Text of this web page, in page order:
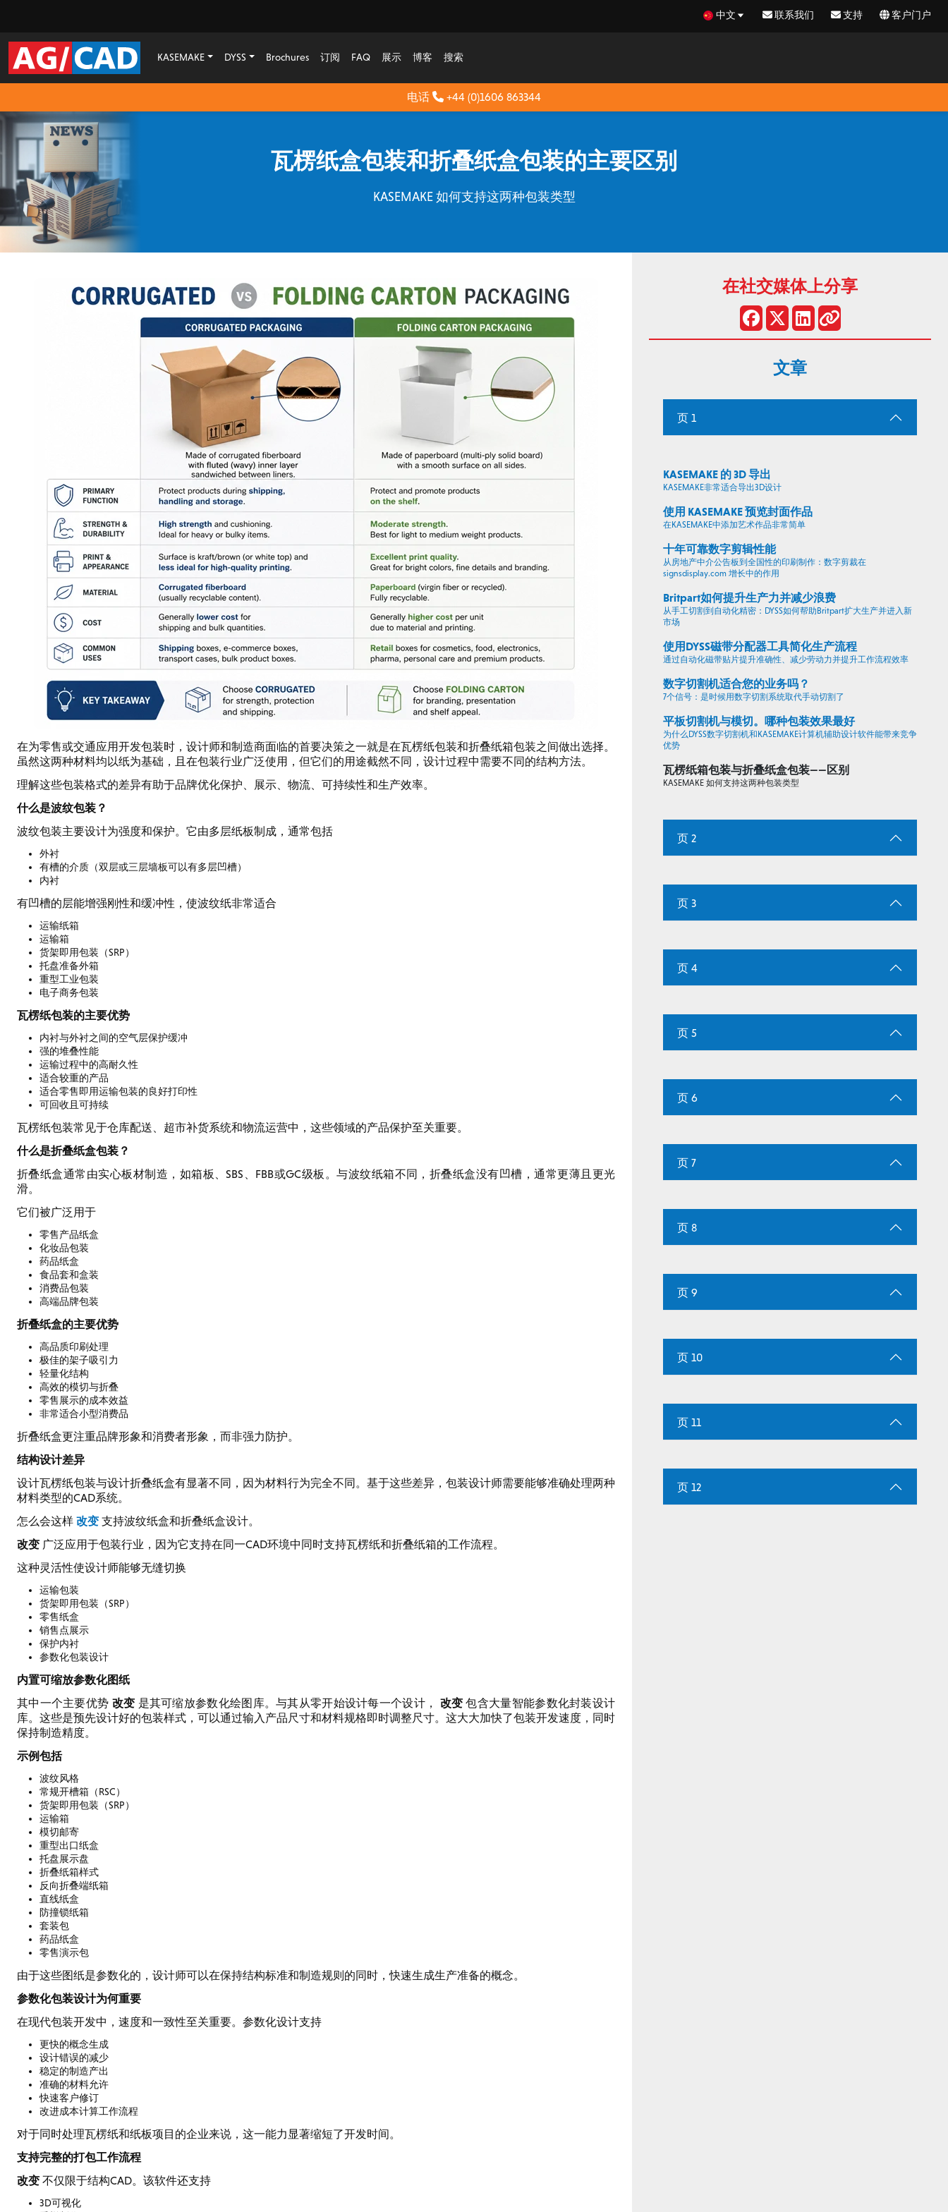
中文 联系我们 支持 客户门户
KASEMAKE DYSS Brochures 订阅 FAQ 展示 博客 搜索
电话 +44 (0)1606 863344
瓦楞纸盒包装和折叠纸盒包装的主要区别
KASEMAKE 如何支持这两种包装类型
在为零售或交通应用开发包装时，设计师和制造商面临的首要决策之一就是在瓦楞纸包装和折叠纸箱包装之间做出选择。
虽然这两种材料均以纸为基础，且在包装行业广泛使用，但它们的用途截然不同，设计过程中需要不同的结构方法。
理解这些包装格式的差异有助于品牌优化保护、展示、物流、可持续性和生产效率。
什么是波纹包装？
波纹包装主要设计为强度和保护。它由多层纸板制成，通常包括
外衬
有槽的介质（双层或三层墙板可以有多层凹槽）
内衬
有凹槽的层能增强刚性和缓冲性，使波纹纸非常适合
运输纸箱
运输箱
货架即用包装（SRP）
托盘准备外箱
重型工业包装
电子商务包装
瓦楞纸包装的主要优势
内衬与外衬之间的空气层保护缓冲
强的堆叠性能
运输过程中的高耐久性
适合较重的产品
适合零售即用运输包装的良好打印性
可回收且可持续
瓦楞纸包装常见于仓库配送、超市补货系统和物流运营中，这些领域的产品保护至关重要。
什么是折叠纸盒包装？
折叠纸盒通常由实心板材制造，如箱板、SBS、FBB或GC级板。与波纹纸箱不同，折叠纸盒没有凹槽，通常更薄且更光
滑。
它们被广泛用于
零售产品纸盒
化妆品包装
药品纸盒
食品套和盒装
消费品包装
高端品牌包装
折叠纸盒的主要优势
高品质印刷处理
极佳的架子吸引力
轻量化结构
高效的模切与折叠
零售展示的成本效益
非常适合小型消费品
折叠纸盒更注重品牌形象和消费者形象，而非强力防护。
结构设计差异
设计瓦楞纸包装与设计折叠纸盒有显著不同，因为材料行为完全不同。基于这些差异，包装设计师需要能够准确处理两种
材料类型的CAD系统。
怎么会这样 改变 支持波纹纸盒和折叠纸盒设计。
改变 广泛应用于包装行业，因为它支持在同一CAD环境中同时支持瓦楞纸和折叠纸箱的工作流程。
这种灵活性使设计师能够无缝切换
运输包装
货架即用包装（SRP）
零售纸盒
销售点展示
保护内衬
参数化包装设计
内置可缩放参数化图纸
其中一个主要优势 改变 是其可缩放参数化绘图库。与其从零开始设计每一个设计， 改变 包含大量智能参数化封装设计
库。这些是预先设计好的包装样式，可以通过输入产品尺寸和材料规格即时调整尺寸。这大大加快了包装开发速度，同时
保持制造精度。
示例包括
波纹风格
常规开槽箱（RSC）
货架即用包装（SRP）
运输箱
模切邮寄
重型出口纸盒
托盘展示盘
折叠纸箱样式
反向折叠端纸箱
直线纸盒
防撞锁纸箱
套装包
药品纸盒
零售演示包
由于这些图纸是参数化的，设计师可以在保持结构标准和制造规则的同时，快速生成生产准备的概念。
参数化包装设计为何重要
在现代包装开发中，速度和一致性至关重要。参数化设计支持
更快的概念生成
设计错误的减少
稳定的制造产出
准确的材料允许
快速客户修订
改进成本计算工作流程
对于同时处理瓦楞纸和纸板项目的企业来说，这一能力显著缩短了开发时间。
支持完整的打包工作流程
改变 不仅限于结构CAD。该软件还支持
3D可视化
在社交媒体上分享
文章
页 1
KASEMAKE 的 3D 导出
KASEMAKE非常适合导出3D设计
使用 KASEMAKE 预览封面作品
在KASEMAKE中添加艺术作品非常简单
十年可靠数字剪辑性能
从房地产中介公告板到全国性的印刷制作：数字剪裁在
signsdisplay.com 增长中的作用
Britpart如何提升生产力并减少浪费
从手工切割到自动化精密：DYSS如何帮助Britpart扩大生产并进入新
市场
使用DYSS磁带分配器工具简化生产流程
通过自动化磁带贴片提升准确性、减少劳动力并提升工作流程效率
数字切割机适合您的业务吗？
7个信号：是时候用数字切割系统取代手动切割了
平板切割机与模切。哪种包装效果最好
为什么DYSS数字切割机和KASEMAKE计算机辅助设计软件能带来竞争
优势
瓦楞纸箱包装与折叠纸盒包装——区别
KASEMAKE 如何支持这两种包装类型
页 2
页 3
页 4
页 5
页 6
页 7
页 8
页 9
页 10
页 11
页 12